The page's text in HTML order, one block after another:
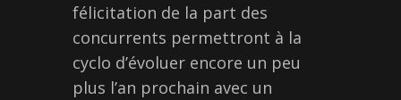
félicitation de la part des
concurrents permettront à la
cyclo d’évoluer encore un peu
plus l’an prochain avec un